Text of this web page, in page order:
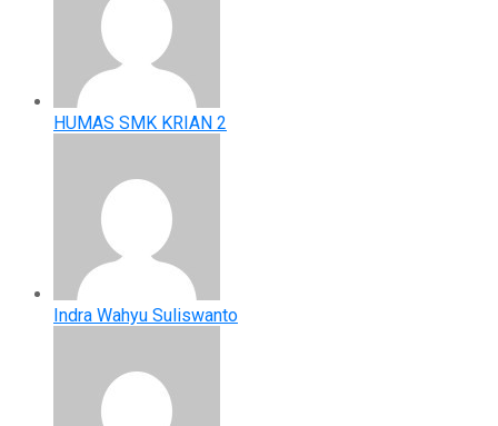
HUMAS SMK KRIAN 2
Indra Wahyu Suliswanto